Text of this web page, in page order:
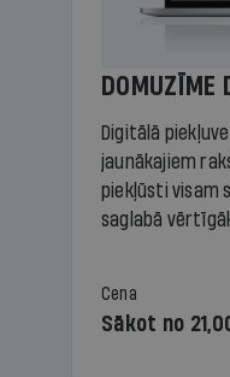
DOMUZĪME
Digitālā
jaunākajiem
piekļūsti visam
saglabā
Cena
Sākot no